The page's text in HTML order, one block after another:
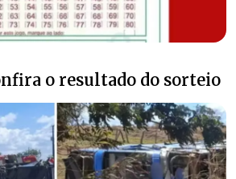
o resultado do sorteio